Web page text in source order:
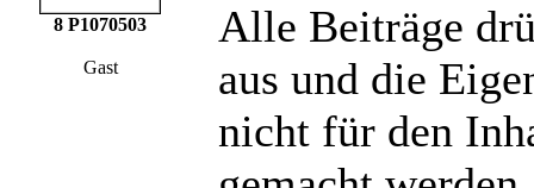
8 P1070503
Gast
Alle Beiträge
aus und die
nicht für den